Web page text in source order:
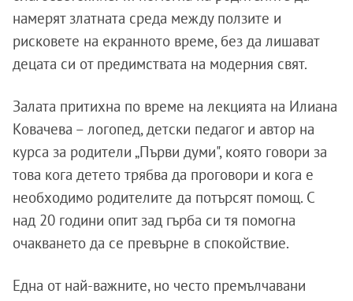
намерят златната среда между ползите и
рисковете на екранното време, без да лишават
децата си от предимствата на модерния свят.
Залата притихна по време на лекцията на Илиана
Ковачева – логопед, детски педагог и автор на
курса за родители „Първи думи", която говори за
това кога детето трябва да проговори и кога е
необходимо родителите да потърсят помощ. С
над 20 години опит зад гърба си тя помогна
очакването да се превърне в спокойствие.
Една от най-важните, но често премълчавани